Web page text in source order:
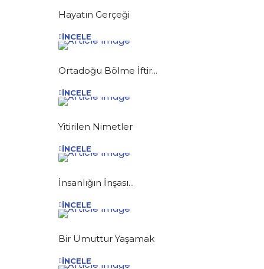
Hayatın Gerçeği
İNCELE
Ortadoğu Bölme İftir...
İNCELE
Yitirilen Nimetler
İNCELE
İnsanlığın İnşası...
İNCELE
Bir Umuttur Yaşamak
İNCELE